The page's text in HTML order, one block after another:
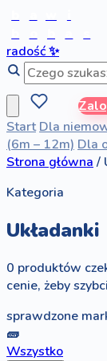
radość✨
Start Dla
(6m – 12m) Dla
Strona główna /
Kategoria
Układanki
0 produktów
cenie, żeby
sprawdzone
🧱
Wszystko